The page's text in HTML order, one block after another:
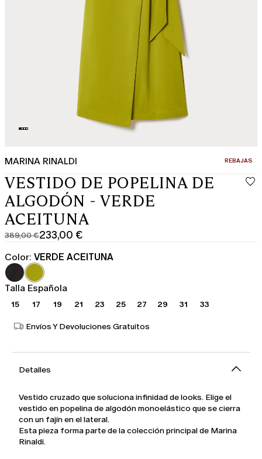
MARINA RINALDI CATEGORÍA:
REBAJAS
VESTIDO DE POPELINA DE
ALGODÓN - VERDE
ACEITUNA
389,00 €
Precio
original
389,00
€
233,00 €
Precio
actual
233,00
€
Color: VERDE ACEITUNA
Talla Española
15 17 19 21 23 25 27 29 31 33
Envíos Y Devoluciones Gratuitos
Detalles
Vestido cruzado que soluciona infinidad de looks. Elige el
vestido en popelina de algodón monoelástico que se cierra
con un fajín en el lateral.
Esta pieza forma parte de la colección principal de Marina
Rinaldi.